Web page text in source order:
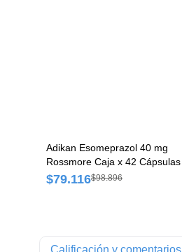
Adikan Esomeprazol 40 mg
Rossmore Caja x 42 Cápsulas
$79.116$98.896
Calificación y comentarios